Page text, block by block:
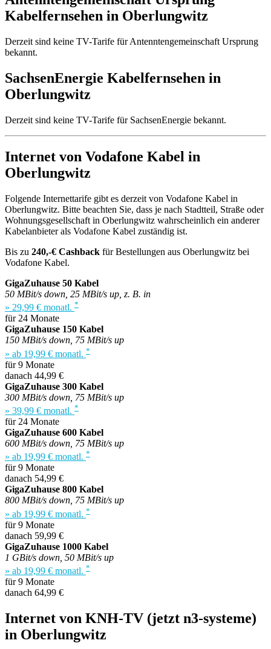
Kabelfernsehen in Oberlungwitz
Derzeit sind keine TV-Tarife für Antenntengemeinschaft Ursprung
bekannt.
SachsenEnergie Kabelfernsehen in
Oberlungwitz
Derzeit sind keine TV-Tarife für SachsenEnergie bekannt.
Internet von Vodafone Kabel in
Oberlungwitz
Folgende Internettarife gibt es derzeit von Vodafone Kabel in
Oberlungwitz. Bitte beachten Sie, dass je nach Stadtteil, Straße oder
Wohnungsgesellschaft in Oberlungwitz wahrscheinlich ein anderer
Kabelanbieter als Vodafone Kabel zuständig ist.
Bis zu 240,-€ Cashback für Bestellungen aus Oberlungwitz bei
Vodafone Kabel.
GigaZuhause 50 Kabel
50 MBit/s down, 25 MBit/s up, z. B. in
» 29,99 € monatl. *
für 24 Monate
GigaZuhause 150 Kabel
150 MBit/s down, 75 MBit/s up
» ab 19,99 € monatl. *
für 9 Monate
danach 44,99 €
GigaZuhause 300 Kabel
300 MBit/s down, 75 MBit/s up
» 39,99 € monatl. *
für 24 Monate
GigaZuhause 600 Kabel
600 MBit/s down, 75 MBit/s up
» ab 19,99 € monatl. *
für 9 Monate
danach 54,99 €
GigaZuhause 800 Kabel
800 MBit/s down, 75 MBit/s up
» ab 19,99 € monatl. *
für 9 Monate
danach 59,99 €
GigaZuhause 1000 Kabel
1 GBit/s down, 50 MBit/s up
» ab 19,99 € monatl. *
für 9 Monate
danach 64,99 €
Internet von KNH-TV (jetzt n3-systeme)
in Oberlungwitz